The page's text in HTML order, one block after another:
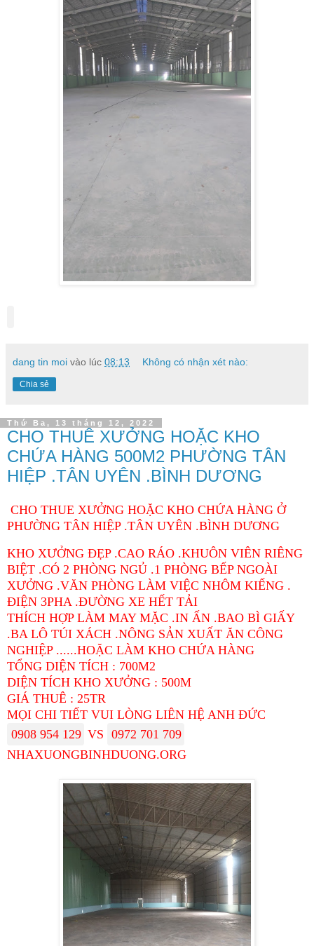
dang tin moi vào lúc 08:13 Không có nhận xét nào:
Chia sẻ
Thứ Ba, 13 tháng 12, 2022
CHO THUÊ XƯỞNG HOẶC KHO
CHỨA HÀNG 500M2 PHƯỜNG TÂN
HIỆP .TÂN UYÊN .BÌNH DƯƠNG
CHO THUE XƯỞNG HOẶC KHO CHỨA HÀNG Ở
PHƯỜNG TÂN HIỆP .TÂN UYÊN .BÌNH DƯƠNG
KHO XƯỞNG ĐẸP .CAO RÁO .KHUÔN VIÊN RIÊNG
BIỆT .CÓ 2 PHÒNG NGỦ .1 PHÒNG BẾP NGOÀI
XƯỞNG .VĂN PHÒNG LÀM VIỆC NHÔM KIẾNG .
ĐIỆN 3PHA .ĐƯỜNG XE HẾT TẢI
THÍCH HỢP LÀM MAY MẶC .IN ẤN .BAO BÌ GIẤY
.BA LÔ TÚI XÁCH .NÔNG SẢN XUẤT ĂN CÔNG
NGHIỆP ......HOẶC LÀM KHO CHỨA HÀNG
TỔNG DIỆN TÍCH : 700M2
DIỆN TÍCH KHO XƯỞNG : 500M
GIÁ THUÊ : 25TR
MỌI CHI TIẾT VUI LÒNG LIÊN HỆ ANH ĐỨC
0908 954 129
Đã sao chép
VS 0972 701 709
NHAXUONGBINHDUONG.ORG